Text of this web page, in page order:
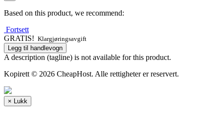
Based on this product, we recommend:
Fortsett
GRATIS! Klargjøringsavgift
Legg til handlevogn
A description (tagline) is not available for this product.
Kopirett © 2026 CheapHost. Alle rettigheter er reservert.
× Lukk